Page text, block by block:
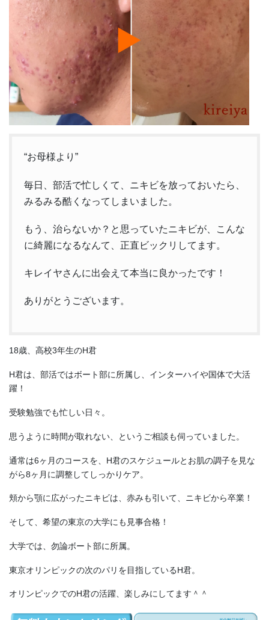
“お母様より”
毎日、部活で忙しくて、ニキビを放っておいたら、
みるみる酷くなってしまいました。
もう、治らないか？と思っていたニキビが、こんな
に綺麗になるなんて、正直ビックリしてます。
キレイヤさんに出会えて本当に良かったです！
ありがとうございます。
18歳、高校3年生のH君
H君は、部活ではボート部に所属し、インターハイや国体で大活
躍！
受験勉強でも忙しい日々。
思うように時間が取れない、というご相談も伺っていました。
通常は6ヶ月のコースを、H君のスケジュールとお肌の調子を見な
がら8ヶ月に調整してしっかりケア。
頬から顎に広がったニキビは、赤みも引いて、ニキビから卒業！
そして、希望の東京の大学にも見事合格！
大学では、勿論ボート部に所属。
東京オリンピックの次のパリを目指しているH君。
オリンピックでのH君の活躍、楽しみにしてます＾＾